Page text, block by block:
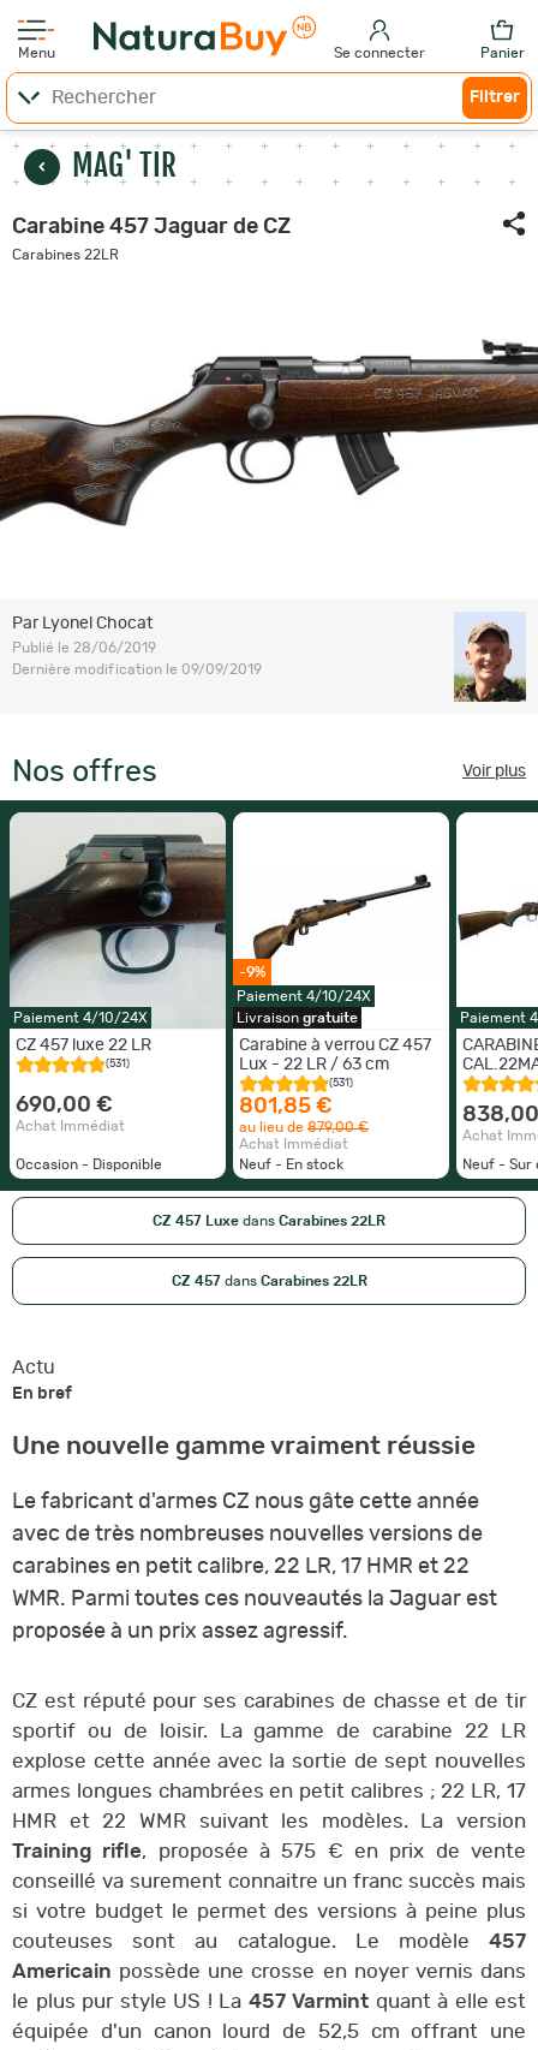
Menu Se connecter Panier
Filtrer
MAG' TIR
Carabine 457 Jaguar de CZ
Carabines 22LR
Par Lyonel Chocat
Publié le 28/06/2019
Dernière modification le 09/09/2019
Nos offres Voir plus
Paiement 4/10/24X
CZ 457 luxe 22 LR
(531)
690,00 €
Achat Immédiat
Occasion - Disponible
-9%
Paiement 4/10/24X
Livraison gratuite
Carabine à verrou CZ 457
Lux - 22 LR / 63 cm
(531)
801,85 €
au lieu de 879,00 €
Achat Immédiat
Neuf - En stock
Paiement
Achat
Neuf - Sur
CZ 457 Luxe dans Carabines 22LR
CZ 457dans Carabines 22LR
Actu
En bref
Une nouvelle gamme vraiment réussie
Le fabricant d'armes CZ nous gâte cette année
avec de très nombreuses nouvelles versions de
carabines en petit calibre, 22 LR, 17 HMR et 22
WMR. Parmi toutes ces nouveautés la Jaguar est
proposée à un prix assez agressif.
CZ est réputé pour ses carabines de chasse et de tir
sportif ou de loisir. La gamme de carabine 22 LR
explose cette année avec la sortie de sept nouvelles
armes longues chambrées en petit calibres ; 22 LR, 17
HMR et 22 WMR suivant les modèles. La version
Training rifle, proposée à 575 € en prix de vente
conseillé va surement connaitre un franc succès mais
si votre budget le permet des versions à peine plus
couteuses sont au catalogue. Le modèle 457
Americain possède une crosse en noyer vernis dans
le plus pur style US ! La 457 Varmint quant à elle est
équipée d'un canon lourd de 52,5 cm offrant une